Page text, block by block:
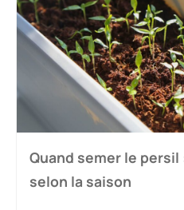
Quand semer le
selon la saison